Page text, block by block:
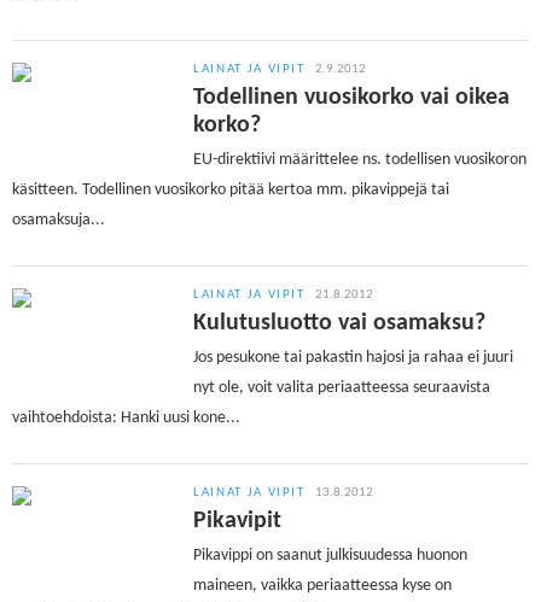
LAINAT JA VIPIT 2.9.2012
Todellinen vuosikorko vai oikea
korko?
EU-direktiivi määrittelee ns. todellisen vuosikoron
käsitteen. Todellinen vuosikorko pitää kertoa mm. pikavippejä tai
osamaksuja...
LAINAT JA VIPIT 21.8.2012
Kulutusluotto vai osamaksu?
Jos pesukone tai pakastin hajosi ja rahaa ei juuri
nyt ole, voit valita periaatteessa seuraavista
vaihtoehdoista: Hanki uusi kone...
LAINAT JA VIPIT 13.8.2012
Pikavipit
Pikavippi on saanut julkisuudessa huonon
maineen, vaikka periaatteessa kyse on